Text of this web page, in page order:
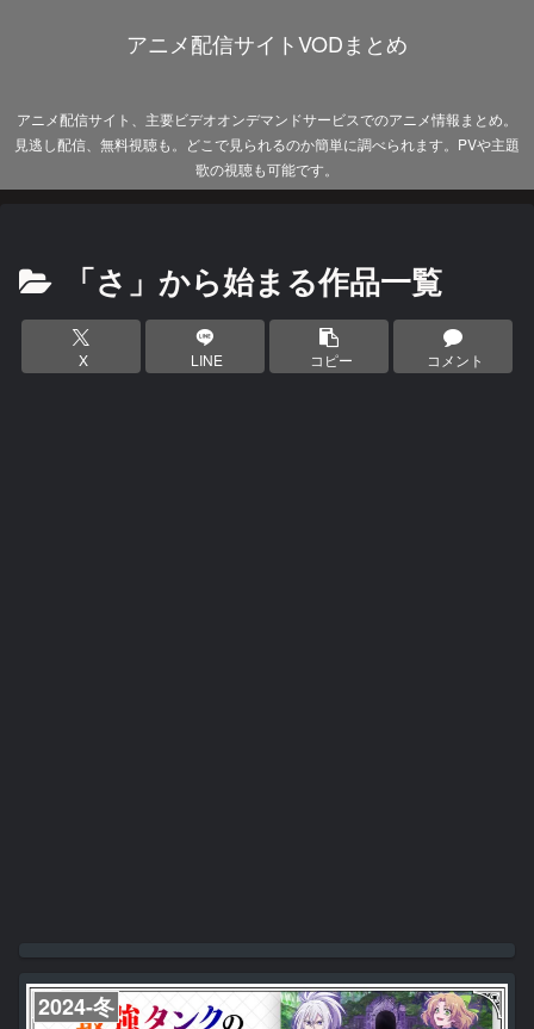
アニメ配信サイトVODまとめ
アニメ配信サイト、主要ビデオオンデマンドサービスでのアニメ情報まとめ。
見逃し配信、無料視聴も。どこで見られるのか簡単に調べられます。PVや主題
歌の視聴も可能です。
「さ」から始まる作品一覧
X LINE コピー コメント
2024-冬